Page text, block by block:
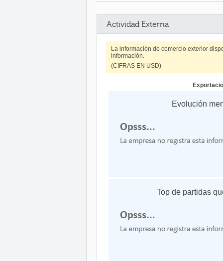
Actividad Externa
La información de comercio exterior
información.
(CIFRAS EN USD)
Evolución
Top de partidas